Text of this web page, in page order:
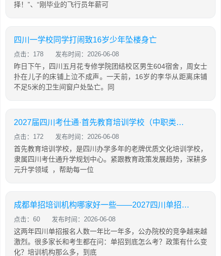
择！”、“刚毕业的飞行员年薪可
四川一学校同学打闹致16岁少年坠楼身亡
点击：178 发布时间：2026-06-08
昨日下午，四川五月花专修学院团结校区男生604宿舍，周女士
扑在儿子的床铺上泣不成声。一天前，16岁的李华从距离床铺
不足5米的卫生间窗户处坠亡。同
2027届四川考仕通·首先教育培训学校（中职类）招生简章
点击：172 发布时间：2026-06-08
首先教育培训学校，是四川办学多年的老牌优质文化培训学校，
隶属四川考仕通升学规划中心。紧跟教育政策发展趋势，深耕多
元升学领域 ，帮助每一位
成都单招培训机构哪家好一些——2027四川单招政策与培训机构对比
点击：60 发布时间：2026-06-08
这两年四川单招报名人数一年比一年多，公办院校的竞争越来越
激烈。很多家长和考生都在问：单招到底怎么考？政策有什么变
化？培训机构那么多，到底